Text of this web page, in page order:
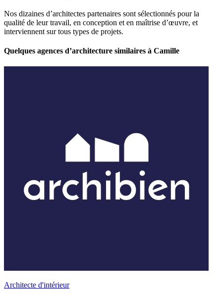
Nos dizaines d’architectes partenaires sont sélectionnés pour la
qualité de leur travail, en conception et en maîtrise d’œuvre, et
interviennent sur tous types de projets.
Quelques agences d’architecture similaires à Camille
Architecte d'intérieur